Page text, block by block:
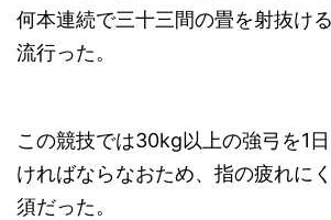
何本連続で三十三間の畳を射抜け
流行った。
この競技では30kg以上の強弓を1
ければならなおため、指の疲れに
須だった。